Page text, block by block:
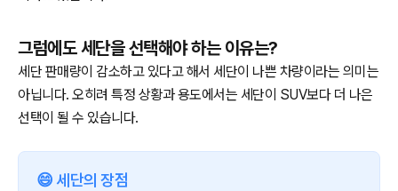
그럼에도 세단을 선택해야 하는 이유는?
세단 판매량이 감소하고 있다고 해서 세단이 나쁜 차량이라는 의미는
아닙니다. 오히려 특정 상황과 용도에서는 세단이 SUV보다 더 나은
선택이 될 수 있습니다.
😄 세단의 장점